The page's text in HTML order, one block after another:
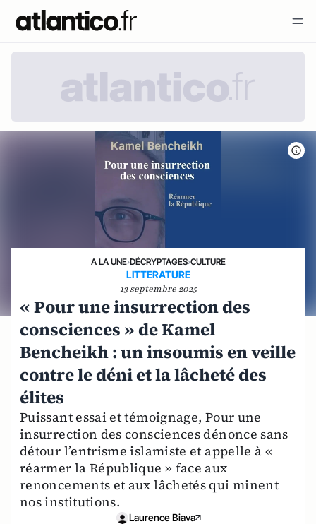
A LA UNE›DÉCRYPTAGES›CULTURE
LITTERATURE
13 septembre 2025
« Pour une insurrection des
consciences » de Kamel
Bencheikh : un insoumis en veille
contre le déni et la lâcheté des
élites
Puissant essai et témoignage, Pour une
insurrection des consciences dénonce sans
détour l’entrisme islamiste et appelle à «
réarmer la République » face aux
renoncements et aux lâchetés qui minent
nos institutions.
Laurence Biava